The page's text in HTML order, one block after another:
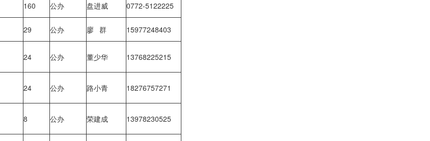
160 公办 盘进威 0772-5122225
29 公办 廖 群 15977248403
24 公办 董少华 13768225215
24 公办 路小青 18276757271
8 公办 荣建成 13978230525